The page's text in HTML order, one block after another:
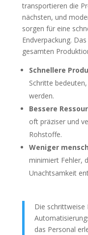
transportieren die
nächsten, und
sorgen für eine
Endverpackung.
gesamten
Schnellere
Schritte
werden.
Bessere
oft präziser und
Rohstoffe.
Weniger
minimiert Fehler,
Unachtsamkeit
Die schrittweise
das Personal